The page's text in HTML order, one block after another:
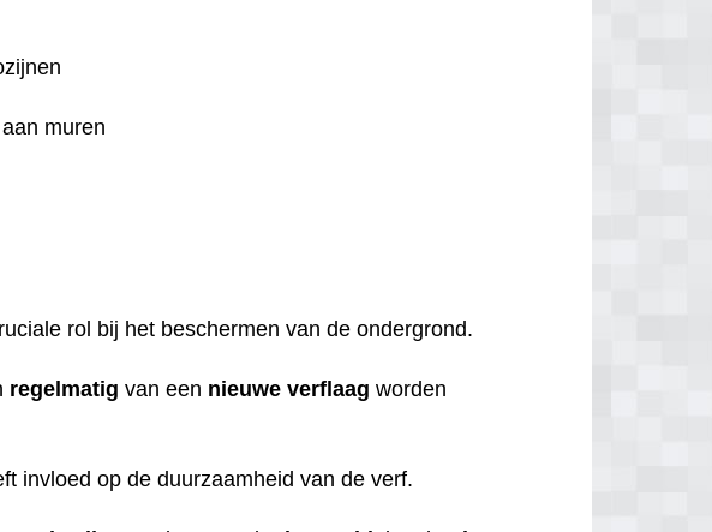
muren
rol bij het beschermen van de ondergrond.
regelmatig van een nieuwe verflaag worden
invloed op de duurzaamheid van de verf.